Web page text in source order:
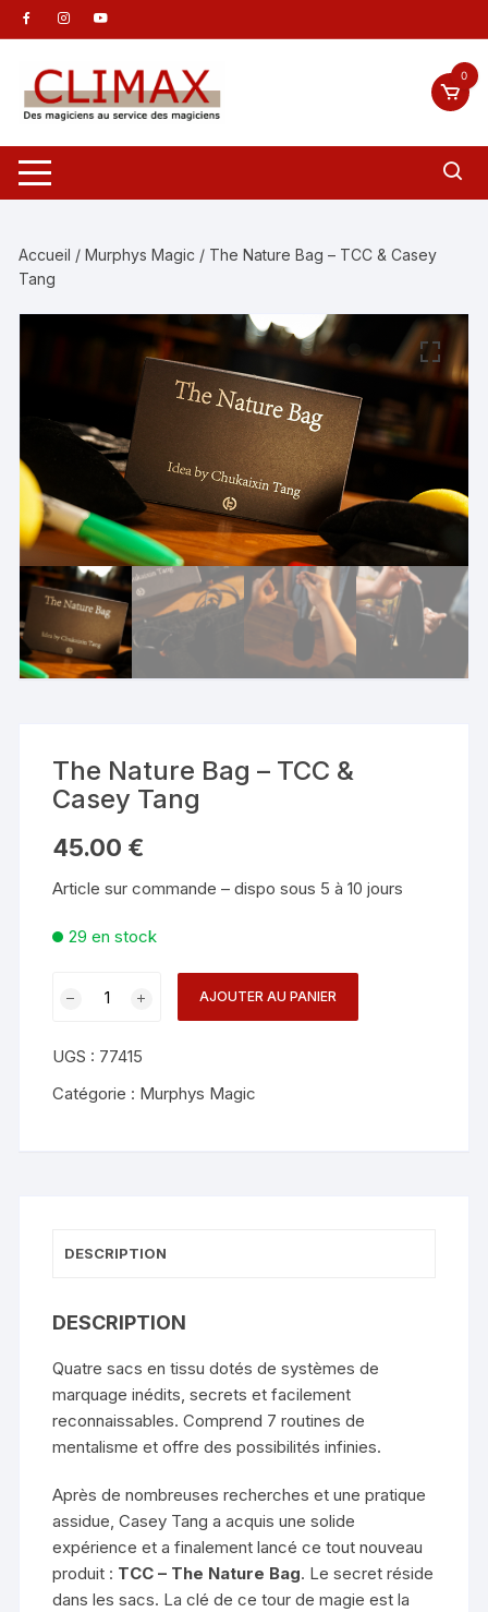
Aller
au
contenu
0
Accueil /Murphys Magic / The Nature Bag – TCC & Casey
Tang
The Nature Bag – TCC &
Casey Tang
45.00 €
Article sur commande – dispo sous 5 à 10 jours
29 en stock
Nature
Bag
AJOUTER AU PANIER
UGS : 77415
Catégorie : Murphys Magic
DESCRIPTION
DESCRIPTION
Quatre sacs en tissu dotés de systèmes de
marquage inédits, secrets et facilement
reconnaissables. Comprend 7 routines de
mentalisme et offre des possibilités infinies.
Après de nombreuses recherches et une pratique
assidue, Casey Tang a acquis une solide
expérience et a finalement lancé ce tout nouveau
produit : TCC – The Nature Bag. Le secret réside
dans les sacs. La clé de ce tour de magie est la